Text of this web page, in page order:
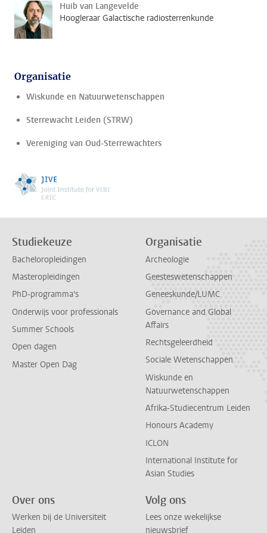
Huib van Langevelde
Hoogleraar Galactische radiosterrenkunde
Organisatie
Wiskunde en Natuurwetenschappen
Sterrewacht Leiden (STRW)
Vereniging van Oud-Sterrewachters
Studiekeuze
Bacheloropleidingen
Masteropleidingen
PhD-programma's
Onderwijs voor professionals
Summer Schools
Open dagen
Master Open Dag
Organisatie
Archeologie
Geesteswetenschappen
Geneeskunde/LUMC
Governance and Global
Affairs
Rechtsgeleerdheid
Sociale Wetenschappen
Wiskunde en
Natuurwetenschappen
Afrika-Studiecentrum Leiden
Honours Academy
ICLON
International Institute for
Asian Studies
Over ons
Werken bij de Universiteit
Leiden
Volg ons
Lees onze wekelijkse
nieuwsbrief